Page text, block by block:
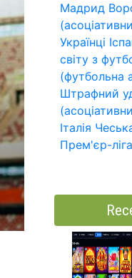
Мадрид
Українці
світу з
(футбольна
Штрафний
Італія
Прем'єр-ліга